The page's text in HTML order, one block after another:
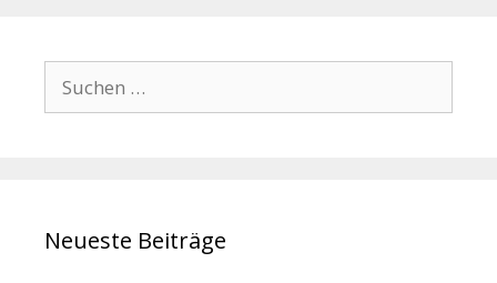
nach:
Neueste Beiträge